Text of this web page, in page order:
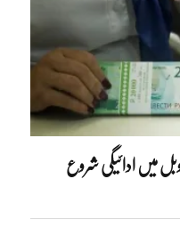
میں ادائیگی شروع